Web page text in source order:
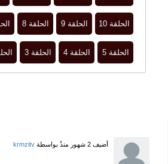
الحلقة 10 الحلقة 9 الحلقة 8
الحلقة 5 الحلقة 4 الحلقة 3
أضيف2 شهور منذُ بواسطةkrmzitv